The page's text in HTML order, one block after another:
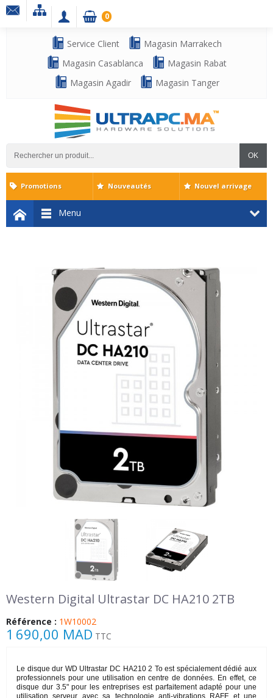
Service Client
Magasin Marrakech
Magasin Casablanca
Magasin Rabat
Magasin Agadir
Magasin Tanger
OK
0
Menu
Promotions Nouveautés Nouvel arrivage
Western Digital Ultrastar DC HA210 2TB
Référence : 1W10002
1 690,00 MAD TTC
Le disque dur WD Ultrastar DC HA210 2 To est spécialement dédié aux
professionnels pour une utilisation en centre de données. En effet, ce
disque dur 3.5" pour les entreprises est parfaitement adapté pour une
utilisation serveur avec sa technologie anti-vibrations RAFF et une